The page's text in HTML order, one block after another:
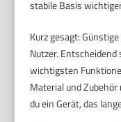
stabile Basis
Kurz gesagt:
Nutzer.
wichtigsten
Material und
du ein Gerät, das